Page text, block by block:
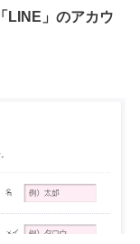
「LINE」のアカウ